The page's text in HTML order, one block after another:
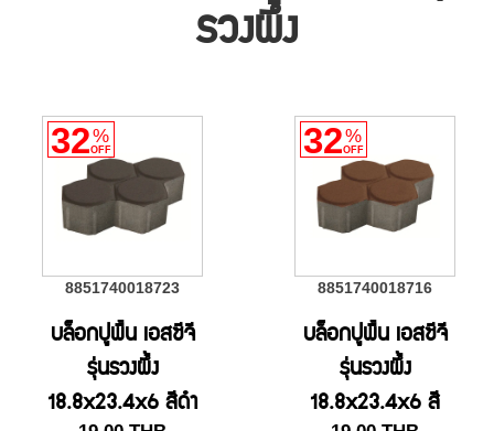
รวงผึ้ง
32%
OFF
8851740018723
บล็อกปูพื้น เอสซีจี
รุ่นรวงผึ้ง
18.8x23.4x6 สีดำ
32%
OFF
8851740018716
บล็อกปูพื้น เอสซีจี
รุ่นรวงผึ้ง
18.8x23.4x6 สี